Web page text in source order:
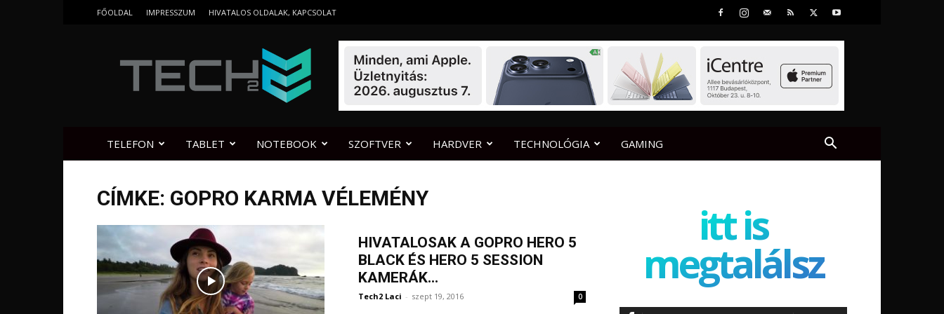
FŐOLDAL IMPRESSZUM HIVATALOS OLDALAK, KAPCSOLAT
TELEFON TABLET NOTEBOOK SZOFTVER HARDVER TECHNOLÓGIA GAMING
CÍMKE: GOPRO KARMA VÉLEMÉNY
HIVATALOSAK A GOPRO HERO 5
BLACK ÉS HERO 5 SESSION
KAMERÁK...
Tech2 Laci - szept 19, 2016 0
itt is
megtalálsz